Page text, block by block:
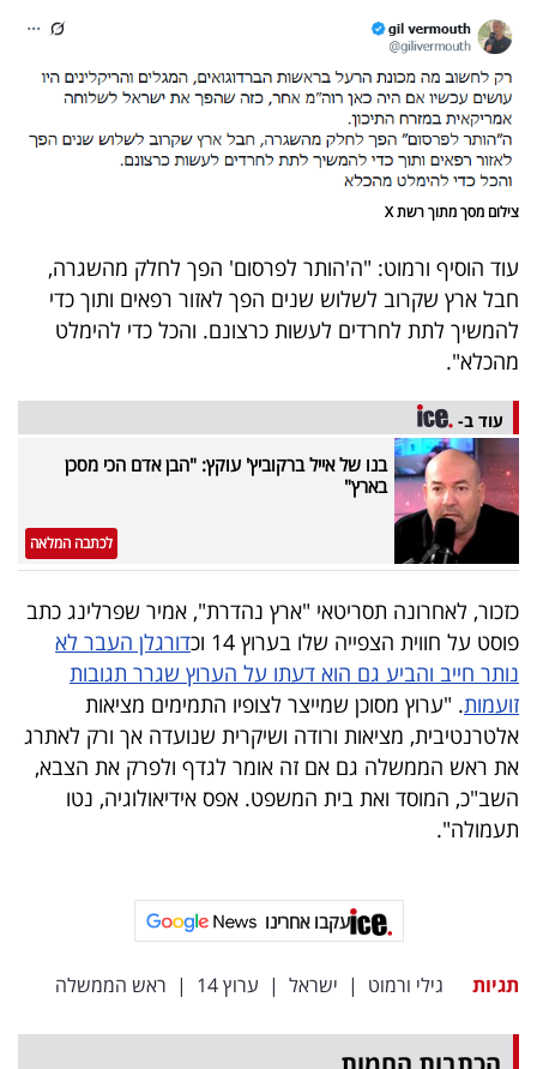
40
שיתופי
פעולה
דרושים
ניוזלטרים
מייל
אדום
פרסמו
באייס
עקבו
אחרינו:
צילום מסך מתוך רשת X
עוד הוסיף ורמוט: "ה'הותר לפרסום' הפך לחלק מהשגרה,
חבל ארץ שקרוב לשלוש שנים הפך לאזור רפאים ותוך כדי
להמשיך לתת לחרדים לעשות כרצונם. והכל כדי להימלט
מהכלא".
עוד ב-
בנו של אייל ברקוביץ' עוקץ: "הבן אדם הכי מסכן
בארץ"
לכתבה המלאה
כזכור, לאחרונה תסריטאי "ארץ נהדרת", אמיר שפרלינג כתב
פוסט על חווית הצפייה שלו בערוץ 14 וכ
דורגלן העבר לא
נותר חייב והביע גם הוא דעתו על הערוץ שגרר תגובות
זועמות. "ערוץ מסוכן שמייצר לצופיו התמימים מציאות
אלטרנטיבית, מציאות ורודה ושיקרית שנועדה אך ורק לאתרג
את ראש הממשלה גם אם זה אומר לגדף ולפרק את הצבא,
השב"כ, המוסד ואת בית המשפט. אפס אידיאולוגיה, נטו
תעמולה".
עקבו אחרינו
תגיות גילי ורמוט | ישראל | ערוץ 14 | ראש הממשלה